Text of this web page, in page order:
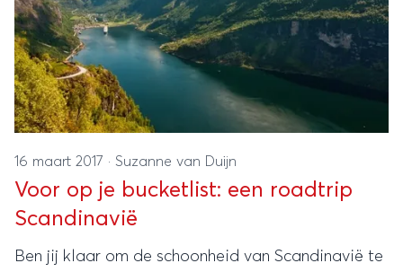
16 maart 2017 · Suzanne van Duijn
Voor op je bucketlist: een roadtrip
Scandinavië
Ben jij klaar om de schoonheid van Scandinavië te